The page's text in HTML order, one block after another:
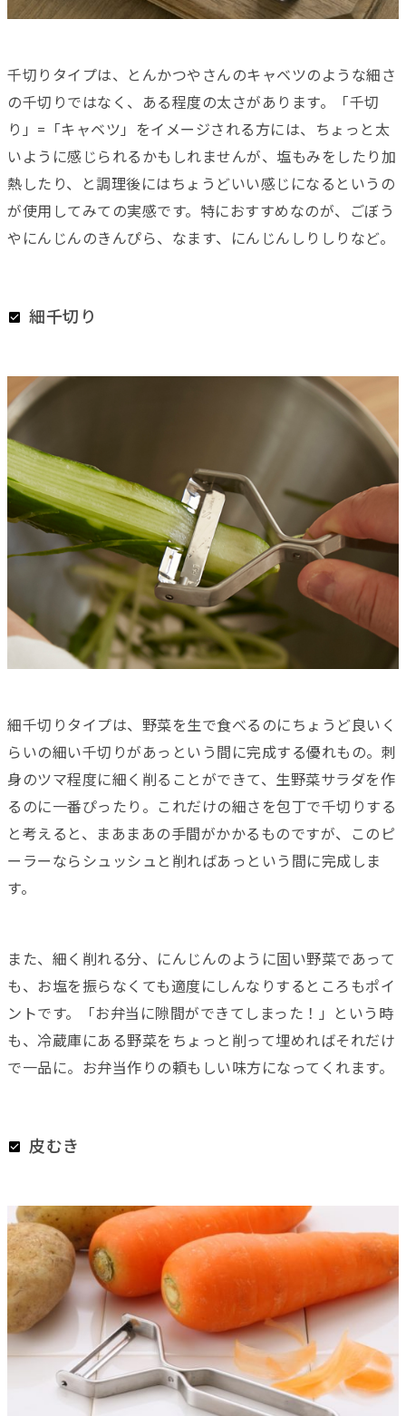
千切りタイプは、とんかつやさんのキャベツのような細さ
の千切りではなく、ある程度の太さがあります。「千切
り」=「キャベツ」をイメージされる方には、ちょっと太
いように感じられるかもしれませんが、塩もみをしたり加
熱したり、と調理後にはちょうどいい感じになるというの
が使用してみての実感です。特におすすめなのが、ごぼう
やにんじんのきんぴら、なます、にんじんしりしりなど。
細千切り
細千切りタイプは、 野菜を生で食べるのにちょうど良いく
らいの細い千切りがあっという間 に完成する優れもの。刺
身のツマ程度に細く削ることができて、生野菜サラダを作
るのに一番ぴったり。これだけの細さを包丁で千切りする
と考えると、まあまあの手間がかかるものですが、このピ
ーラーならシュッシュと削ればあっという間に完成しま
す。
また、細く削れる分、にんじんのように固い野菜であって
も、お塩を振らなくても適度にしんなりするところもポイ
ントです。「お弁当に隙間ができてしまった！」という時
も、冷蔵庫にある野菜をちょっと削って埋めればそれだけ
で一品に。お弁当作りの頼もしい味方になってくれます。
皮むき